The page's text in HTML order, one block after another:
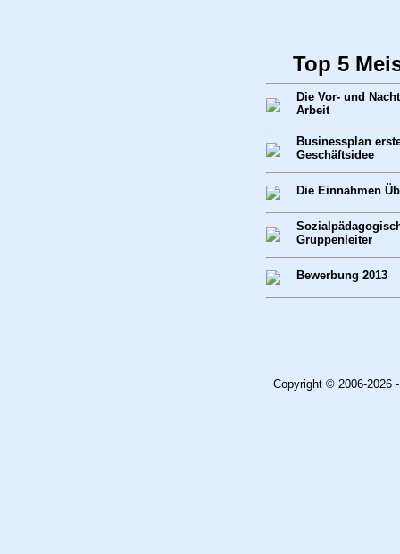
Top 5
Die Vor- und
Arbeit
Businessplan
Geschäftsidee
Die Einnahmen
Gruppenleiter
Bewerbung 2013
Copyright © 2006-